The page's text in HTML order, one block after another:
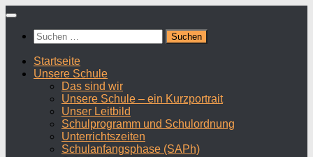
Zum
springenSuchen
nach:
Startseite
Unsere Schule
Das sind wir
Unsere Schule – ein Kurzportrait
Unser Leitbild
Schulprogramm und Schulordnung
Unterrichtszeiten
Schulanfangsphase (SAPh)